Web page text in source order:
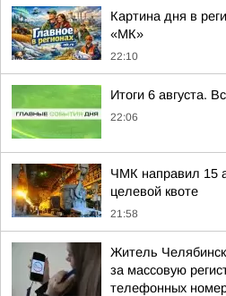
Картина дня в
«МК»
22:10
Итоги 6 августа.
22:06
ЧМК направил 15
целевой квоте
21:58
Житель
за массовую
телефонных